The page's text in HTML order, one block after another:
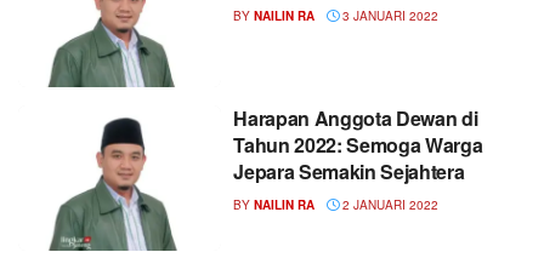
BY NAILIN RA 3 JANUARI 2022
Harapan Anggota Dewan di
Tahun 2022: Semoga Warga
Jepara Semakin Sejahtera
BY NAILIN RA 2 JANUARI 2022